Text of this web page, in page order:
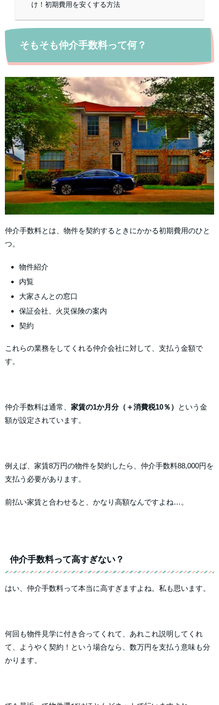
け！初期費用を安くする方法
そもそも仲介手数料って何？
仲介手数料とは、物件を契約するときにかかる初期費用のひと
つ。
物件紹介
内覧
大家さんとの窓口
保証会社、火災保険の案内
契約
これらの業務をしてくれる仲介会社に対して、支払う金額で
す。
仲介手数料は通常、 家賃の1か月分（＋消費税10％）
という金
額が設定されています。
例えば、家賃8万円の物件を契約したら、仲介手数料88,000円を
支払う必要があります。
前払い家賃と合わせると、かなり高額なんですよね…。
仲介手数料って高すぎない？
はい、仲介手数料って本当に高すぎますよね。私も思います。
何回も物件見学に付き合ってくれて、あれこれ説明してくれ
て、ようやく契約！という場合なら、数万円を支払う意味も分
かります。